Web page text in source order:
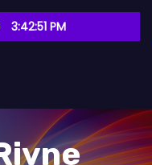
3:42:52 PM